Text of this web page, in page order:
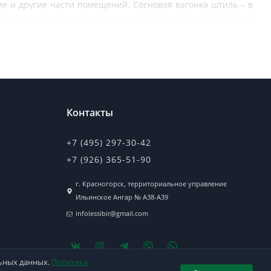
и другие части помещений. Сосновая вагонка штиль – в
при эксплуатации под неблагоприятными
пиломатериалом.
Контакты
+7 (495) 297-30-42
+7 (926) 365-51-90
г. Красногорск, территориальное управление
Ильинское Ангар № А38-А39
infolessibir@gmail.com
данных. Политика